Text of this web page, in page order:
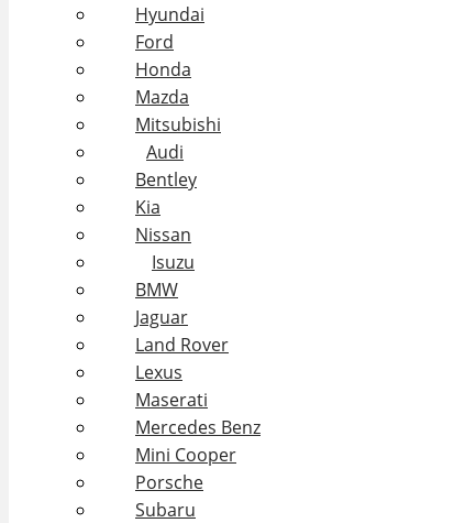
Hyundai
Ford
Honda
Mazda
Mitsubishi
Audi
Bentley
Kia
Nissan
Isuzu
BMW
Jaguar
Land Rover
Lexus
Maserati
Mercedes Benz
Mini Cooper
Porsche
Subaru